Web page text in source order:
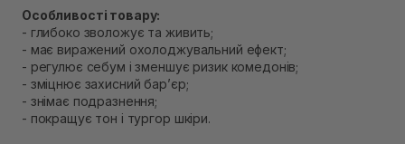
Особливості товару:
- глибоко зволожує та живить;
- має виражений охолоджувальний ефект;
- регулює себум і зменшує ризик комедонів;
- зміцнює захисний бар’єр;
- знімає подразнення;
- покращує тон і тургор шкіри.